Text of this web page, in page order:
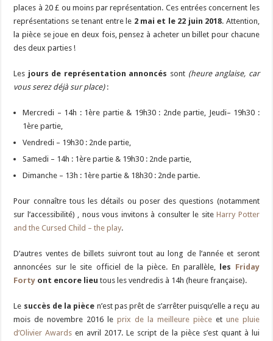
places à 20 £ ou moins par représentation. Ces entrées concernent les
représentations se tenant entre le 2 mai et le 22 juin 2018. Attention,
la pièce se joue en deux fois, pensez à acheter un billet pour chacune
des deux parties !
Les jours de représentation annoncés sont (heure anglaise, car
vous serez déjà sur place):
Mercredi – 14h : 1ère partie & 19h30 : 2nde partie, Jeudi– 19h30 :
1ère partie,
Vendredi – 19h30 : 2nde partie,
Samedi – 14h : 1ère partie & 19h30 : 2nde partie,
Dimanche – 13h : 1ère partie & 18h30 : 2nde partie.
Pour connaître tous les détails ou poser des questions (notamment
sur l’accessibilité) , nous vous invitons à consulter le siteHarry Potter
and the Cursed Child – the play.
D’autres ventes de billets suivront tout au long de l’année et seront
annoncées sur le site officiel de la pièce. En parallèle,
les Friday
Forty ont encore lieu tous les vendredis à 14h (heure française).
Le succès de la pièce n’est pas prêt de s’arrêter puisqu’elle a reçu au
mois de novembre 2016 le prix de la meilleure pièceet une pluie
d’Olivier Awards en avril 2017. Le script de la pièce s’est quant à lui